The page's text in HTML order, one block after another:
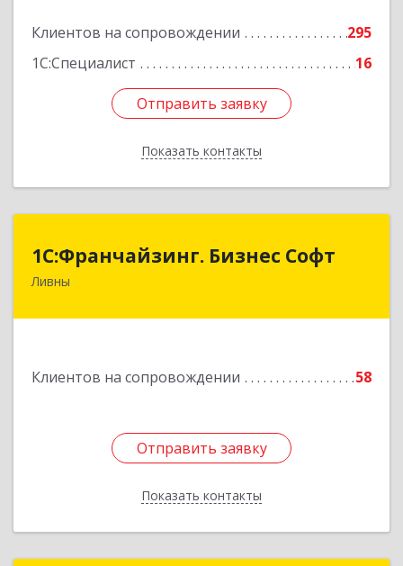
Клиентов на сопровождении
295
1С:Специалист
16
Отправить заявку
Показать контакты
Отправить заявку
Назад
1C:Франчайзинг. Бизнес Софт
Ливны
Клиентов на сопровождении 58
Отправить заявку
Показать контакты
1C:Франчайзинг. Бизнес Софт
303851, Орловская обл, Ливны г, Гайдара ул,
Отправить заявку
Назад